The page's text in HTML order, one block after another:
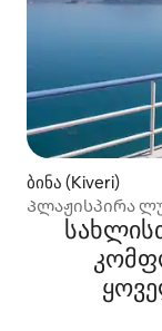
ბინა (Kiveri)
Პლაჟისპირა